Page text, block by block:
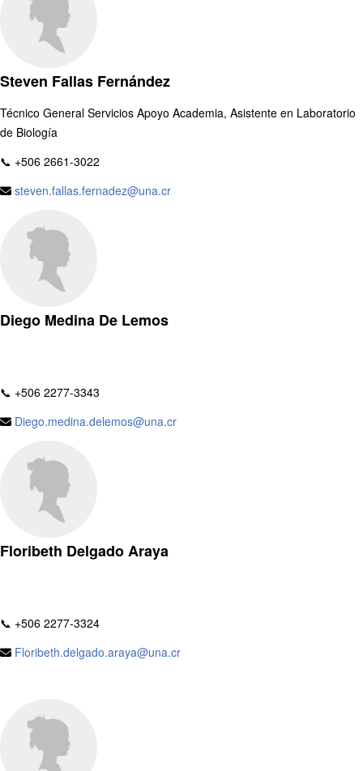
Steven Fallas Fernández
Técnico General Servicios Apoyo Academia, Asistente en Laboratorio
de Biología
📞 +506 2661-3022
steven.fallas.fernadez@una.cr
Diego Medina De Lemos
📞 +506 2277-3343
Diego.medina.delemos@una.cr
Floribeth Delgado Araya
📞 +506 2277-3324
Floribeth.delgado.araya@una.cr